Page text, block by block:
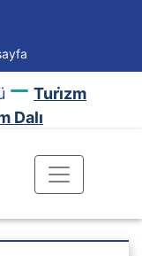
Turi̇zm
Dalı